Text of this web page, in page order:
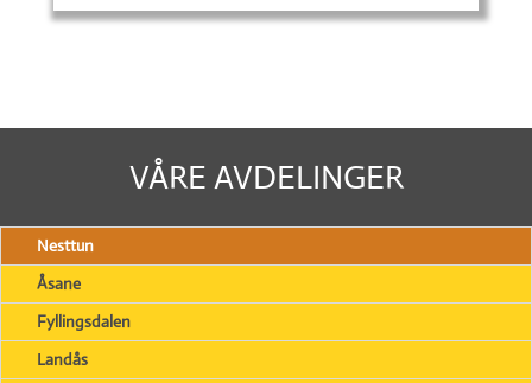
VÅRE AVDELINGER
Nesttun
Åsane
Fyllingsdalen
Landås